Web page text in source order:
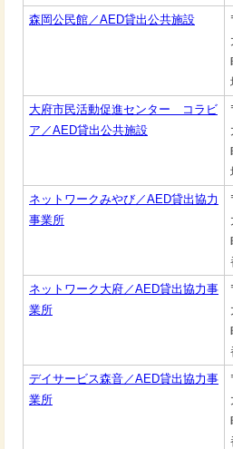
森岡公民館／AED貸出公共施設
大府市民活動促進センター コラビ
ア／AED貸出公共施設
ネットワークみやび／AED貸出協力
事業所
ネットワーク大府／AED貸出協力事
業所
デイサービス森音／AED貸出協力事
業所